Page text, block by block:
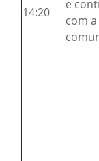
14:20
e
com a